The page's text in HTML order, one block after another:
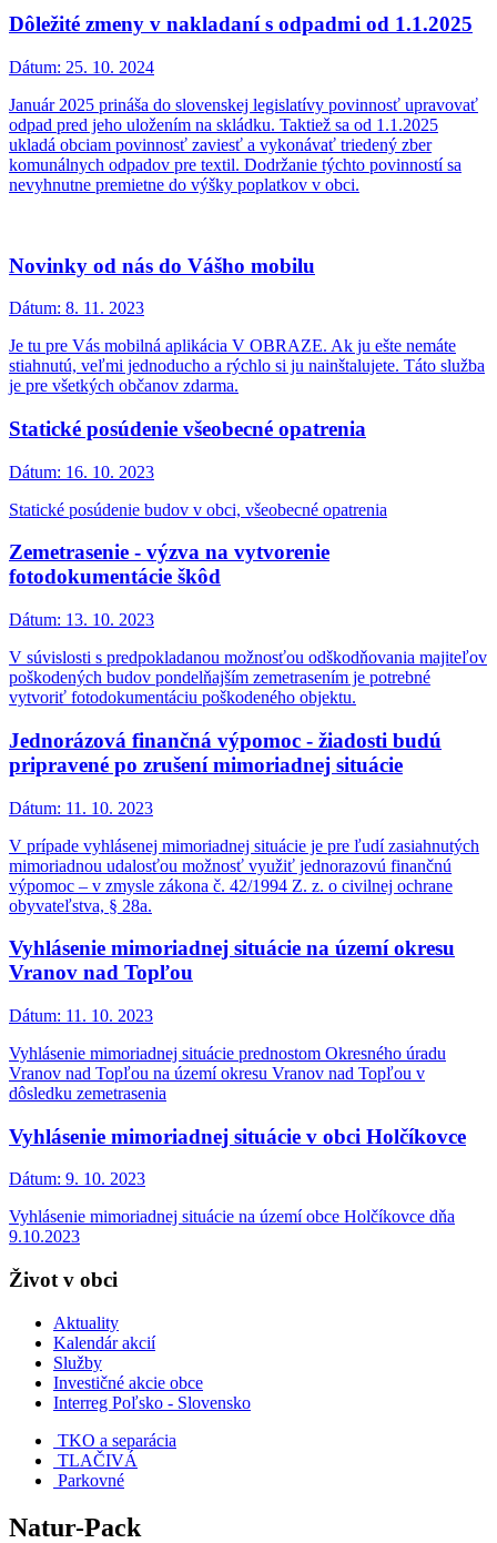
Dôležité zmeny v nakladaní s odpadmi od 1.1.2025
Dátum: 25. 10. 2024
Január 2025 prináša do slovenskej legislatívy povinnosť upravovať
odpad pred jeho uložením na skládku. Taktiež sa od 1.1.2025
ukladá obciam povinnosť zaviesť a vykonávať triedený zber
komunálnych odpadov pre textil. Dodržanie týchto povinností sa
nevyhnutne premietne do výšky poplatkov v obci.
Novinky od nás do Vášho mobilu
Dátum: 8. 11. 2023
Je tu pre Vás mobilná aplikácia V OBRAZE. Ak ju ešte nemáte
stiahnutú, veľmi jednoducho a rýchlo si ju nainštalujete. Táto služba
je pre všetkých občanov zdarma.
Statické posúdenie všeobecné opatrenia
Dátum: 16. 10. 2023
Statické posúdenie budov v obci, všeobecné opatrenia
Zemetrasenie - výzva na vytvorenie
fotodokumentácie škôd
Dátum: 13. 10. 2023
V súvislosti s predpokladanou možnosťou odškodňovania majiteľov
poškodených budov pondelňajším zemetrasením je potrebné
vytvoriť fotodokumentáciu poškodeného objektu.
Jednorázová finančná výpomoc - žiadosti budú
pripravené po zrušení mimoriadnej situácie
Dátum: 11. 10. 2023
V prípade vyhlásenej mimoriadnej situácie je pre ľudí zasiahnutých
mimoriadnou udalosťou možnosť využiť jednorazovú finančnú
výpomoc – v zmysle zákona č. 42/1994 Z. z. o civilnej ochrane
obyvateľstva, § 28a.
Vyhlásenie mimoriadnej situácie na území okresu
Vranov nad Topľou
Dátum: 11. 10. 2023
Vyhlásenie mimoriadnej situácie prednostom Okresného úradu
Vranov nad Topľou na území okresu Vranov nad Topľou v
dôsledku zemetrasenia
Vyhlásenie mimoriadnej situácie v obci Holčíkovce
Dátum: 9. 10. 2023
Vyhlásenie mimoriadnej situácie na území obce Holčíkovce dňa
9.10.2023
Život v obci
Aktuality
Kalendár akcií
Služby
Investičné akcie obce
Interreg Poľsko - Slovensko
TKO a separácia
TLAČIVÁ
Parkovné
Natur-Pack